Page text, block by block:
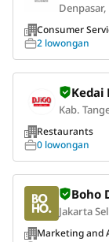
Consumer
2 lowongan
Kedai
Kab.
Restaurants
0 lowongan
Boho
Jakarta
Marketing and